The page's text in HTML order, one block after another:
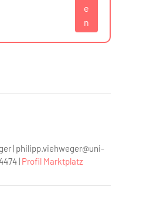
e
n
| philipp.viehweger@uni-
| Profil Marktplatz